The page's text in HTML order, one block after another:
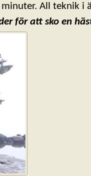
All teknik i
för att sko en